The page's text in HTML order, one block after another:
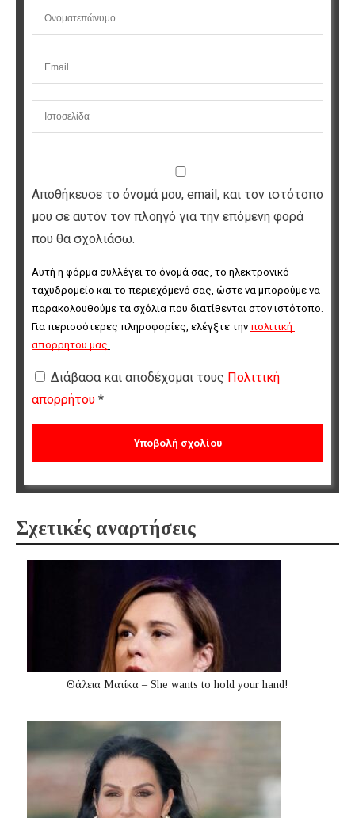
Αποθήκευσε το όνομά μου, email, και τον ιστότοπο
μου σε αυτόν τον πλοηγό για την επόμενη φορά
που θα σχολιάσω.
Αυτή η φόρμα συλλέγει το όνομά σας, το ηλεκτρονικό
ταχυδρομείο και το περιεχόμενό σας, ώστε να μπορούμε να
παρακολουθούμε τα σχόλια που διατίθενται στον ιστότοπο.
Για περισσότερες πληροφορίες, ελέγξτε την πολιτική
απορρήτου μας
Διάβασα και αποδέχομαι τους Πολιτική
απορρήτου *
Σχετικές αναρτήσεις
Θάλεια Ματίκα – She wants to hold your hand!